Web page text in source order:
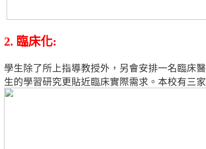
2. 臨床化:
學生除了所上指導教授外， 另會安排一名臨床
生的學習研究更貼近臨床實際需求。 本校有三